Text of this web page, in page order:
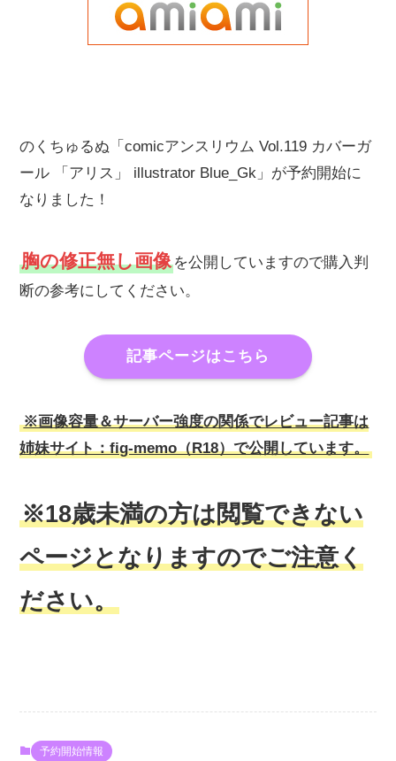
のくちゅるぬ「comicアンスリウム Vol.119 カバーガ
ール 「アリス」 illustrator Blue_Gk」が予約開始に
なりました！
胸の修正無し画像を公開していますので購入判
断の参考にしてください。
記事ページはこちら
※画像容量＆サーバー強度の関係でレビュー記事は
姉妹サイト：fig-memo（R18）で公開しています。
※18歳未満の方は閲覧できない
ページとなりますのでご注意く
ださい。
予約開始情報